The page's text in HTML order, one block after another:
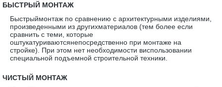
БЫСТРЫЙ МОНТАЖ
Быстрыймонтаж по сравнению с архитектурными изделиями,
произведенными из другихматериалов (тем более если
сравнить с теми, которые
оштукатуриваютсянепосредственно при монтаже на
стройке). При этом нет необходимости виспользовании
специальной подъемной строительной техники.
ЧИСТЫЙ МОНТАЖ